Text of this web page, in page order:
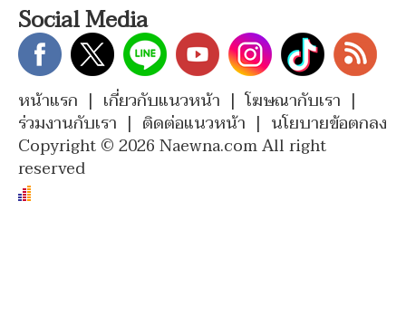
Social Media
หน้าแรก | เกี่ยวกับแนวหน้า | โฆษณากับเรา |
ร่วมงานกับเรา | ติดต่อแนวหน้า | นโยบายข้อตกลง
Copyright © 2026 Naewna.com All right
reserved